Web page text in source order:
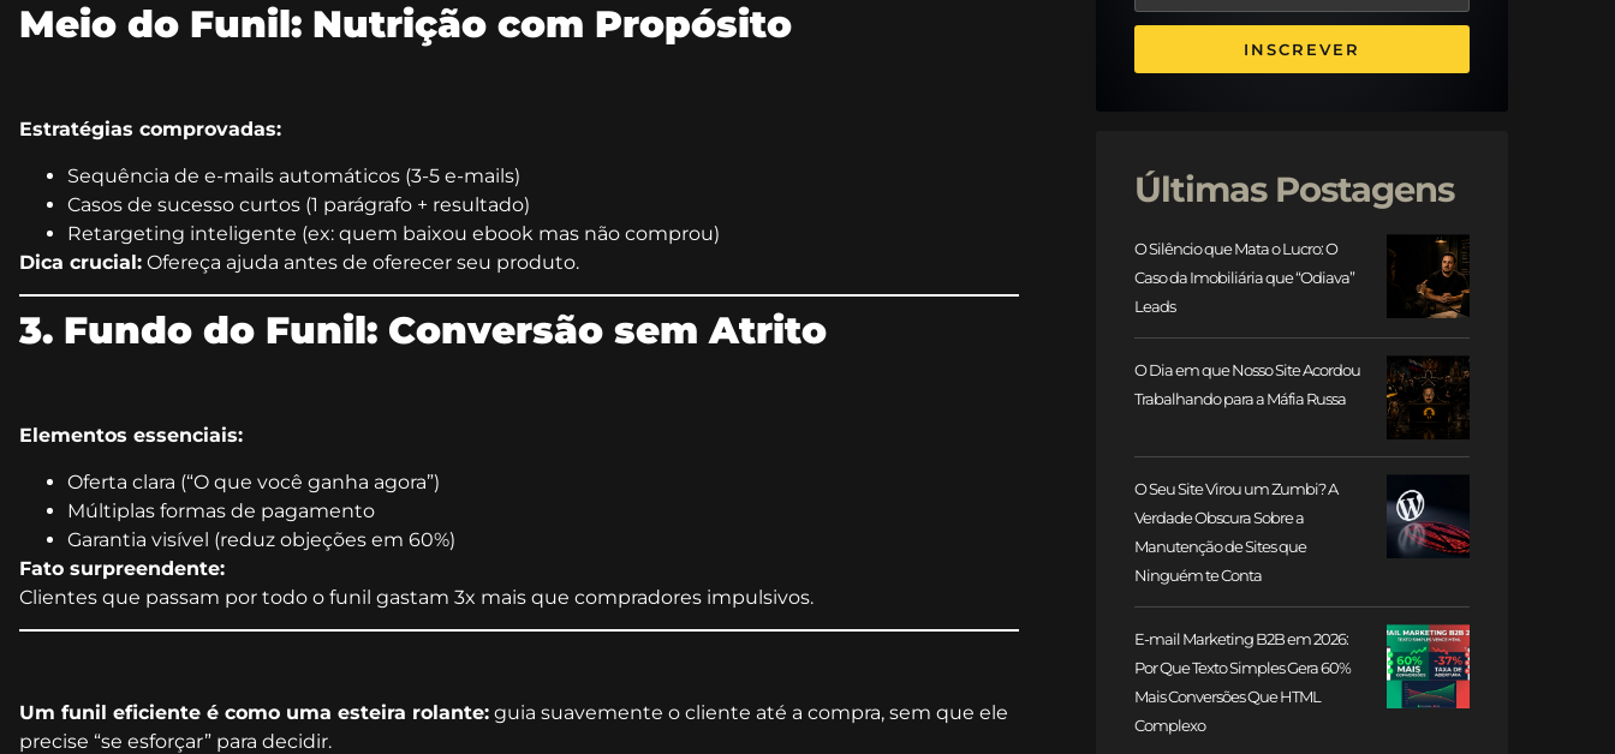
Meio do Funil: Nutrição com Propósito
Estratégias comprovadas:
Sequência de e-mails automáticos (3-5 e-mails)
Casos de sucesso curtos (1 parágrafo + resultado)
Retargeting inteligente (ex: quem baixou ebook mas não comprou)
Dica crucial: Ofereça ajuda antes de oferecer seu produto.
3. Fundo do Funil: Conversão sem Atrito
Elementos essenciais:
Oferta clara (“O que você ganha agora”)
Múltiplas formas de pagamento
Garantia visível (reduz objeções em 60%)
Fato surpreendente:
Clientes que passam por todo o funil gastam 3x mais que compradores impulsivos.
Um funil eficiente é como uma esteira rolante: guia suavemente o cliente até a compra, sem que ele
precise “se esforçar” para decidir.
INSCREVER
Últimas Postagens
O Silêncio que Mata o Lucro: O
Caso da Imobiliária que “Odiava”
Leads
O Dia em que Nosso Site Acordou
Trabalhando para a Máfia Russa
O Seu Site Virou um Zumbi? A
Verdade Obscura Sobre a
Manutenção de Sites que
Ninguém te Conta
E-mail Marketing B2B em 2026:
Por Que Texto Simples Gera 60%
Mais Conversões Que HTML
Complexo